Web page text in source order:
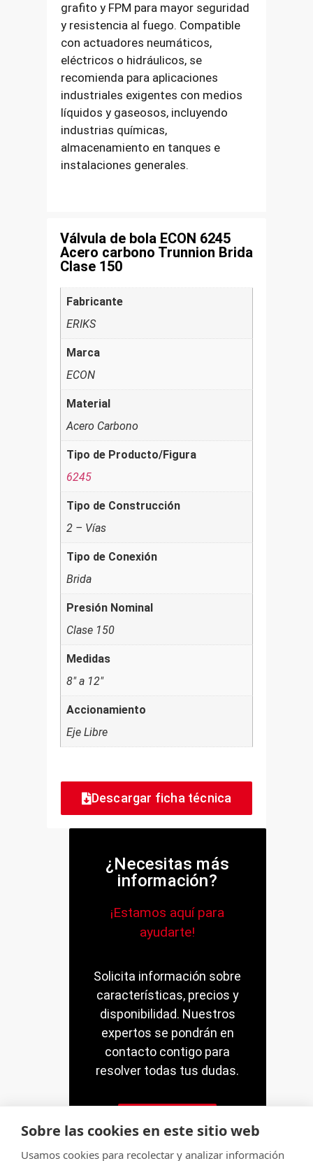
grafito y FPM para mayor seguridad
y resistencia al fuego. Compatible
con actuadores neumáticos,
eléctricos o hidráulicos, se
recomienda para aplicaciones
industriales exigentes con medios
líquidos y gaseosos, incluyendo
industrias químicas,
almacenamiento en tanques e
instalaciones generales.
Válvula de bola ECON 6245
Acero carbono Trunnion Brida
Clase 150
Fabricante
ERIKS
Marca
ECON
Material
Acero Carbono
Tipo de Producto/Figura
6245
Tipo de Construcción
2 – Vías
Tipo de Conexión
Brida
Presión Nominal
Clase 150
Medidas
8" a 12"
Accionamiento
Eje Libre
Descargar ficha técnica
¿Necesitas más
información?
¡Estamos aquí para
ayudarte!
Solicita información sobre
características, precios y
disponibilidad. Nuestros
expertos se pondrán en
contacto contigo para
resolver todas tus dudas.
Sobre las cookies en este sitio web
Usamos cookies para recolectar y analizar información